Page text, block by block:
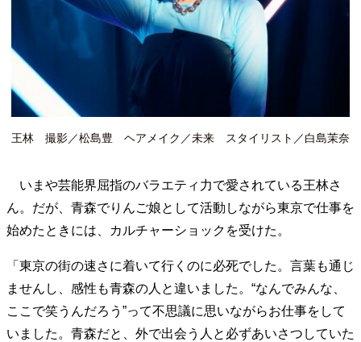
親になるということ
病が教えてくれたこと
移住という選択
熱狂できるもの
一生モノの愛用品
60代のネクストステージ
70代のグランドデザイン
王林 撮影／松島豊 ヘアメイク／未来 スタイリスト／白島茉奈
いまや芸能界屈指のバラエティ力で愛されている王林さ
ん。だが、青森でりんご娘として活動しながら東京で仕事を
始めたときには、カルチャーショックを受けた。
「東京の街の速さに着いて行くのに必死でした。言葉も通じ
ませんし、感性も青森の人と違いました。“なんでみんな、
ここで笑うんだろう”って不思議に思いながらお仕事をして
いました。青森だと、外で出会う人と必ずあいさつしていた